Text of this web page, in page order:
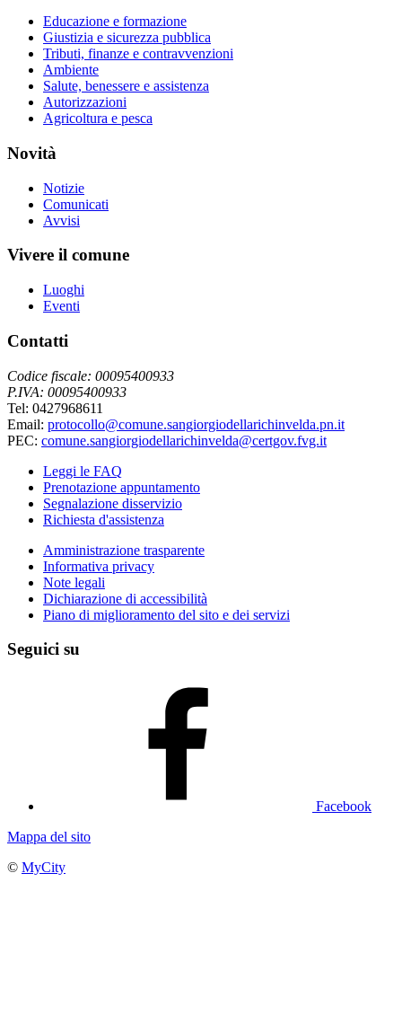
Educazione e formazione
Giustizia e sicurezza pubblica
Tributi, finanze e contravvenzioni
Ambiente
Salute, benessere e assistenza
Autorizzazioni
Agricoltura e pesca
Novità
Notizie
Comunicati
Avvisi
Vivere il comune
Luoghi
Eventi
Contatti
Codice fiscale: 00095400933
P.IVA: 00095400933
Tel: 0427968611
Email: protocollo@comune.sangiorgiodellarichinvelda.pn.it
PEC: comune.sangiorgiodellarichinvelda@certgov.fvg.it
Leggi le FAQ
Prenotazione appuntamento
Segnalazione disservizio
Richiesta d'assistenza
Amministrazione trasparente
Informativa privacy
Note legali
Dichiarazione di accessibilità
Piano di miglioramento del sito e dei servizi
Seguici su
Facebook
Mappa del sito
© MyCity